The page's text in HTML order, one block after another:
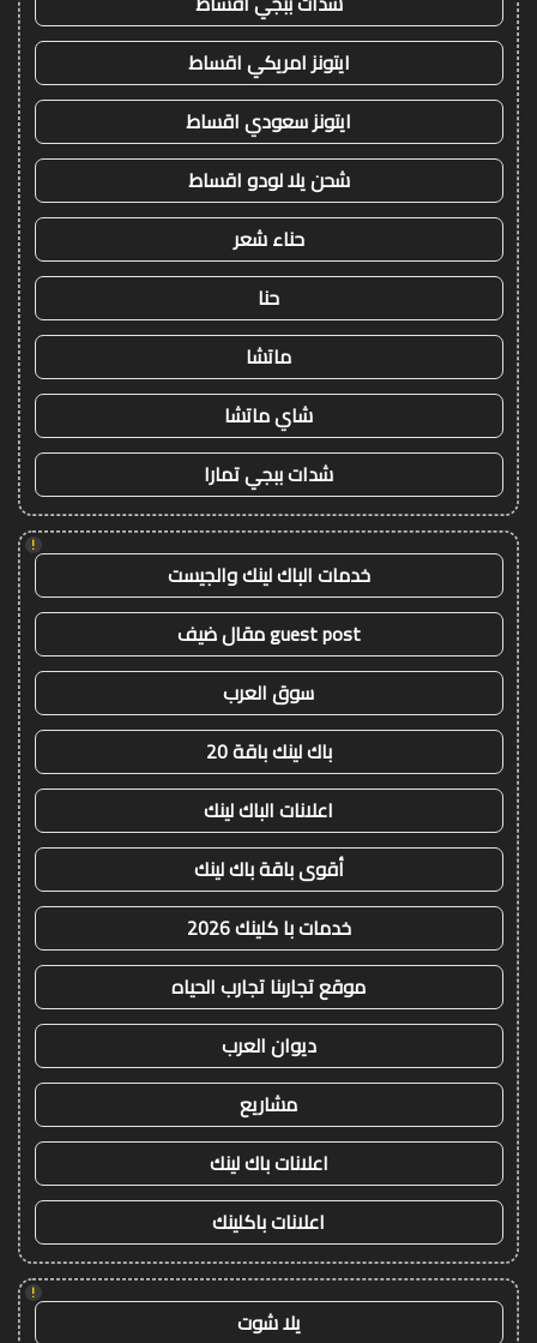
ايتونز امريكي اقساط
ايتونز سعودي اقساط
شحن يلا لودو اقساط
حناء شعر
حنا
ماتشا
شاي ماتشا
شدات ببجي تمارا
!
خدمات الباك لينك والجيست
guest post مقال ضيف
سوق العرب
باك لينك باقة 20
اعلانات الباك لينك
أقوى باقة باك لينك
خدمات با كلينك 2026
موقع تجاربنا تجارب الحياه
ديوان العرب
مشاريع
اعلانات باك لينك
اعلانات باكلينك
!
يلا شوت